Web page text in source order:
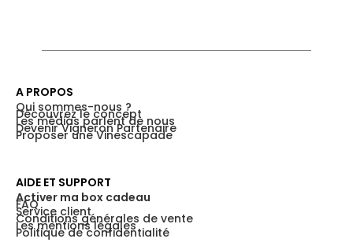
AIDE ET SUPPORT
Activer ma box cadeau
FAQ
Service client
Conditions générales de vente
Les mentions légales
Politique de confidentialité
A PROPOS
Qui sommes-nous ?
Découvrez le concept
Les médias parlent de nous
Devenir Vigneron Partenaire
Proposer une Vinescapade